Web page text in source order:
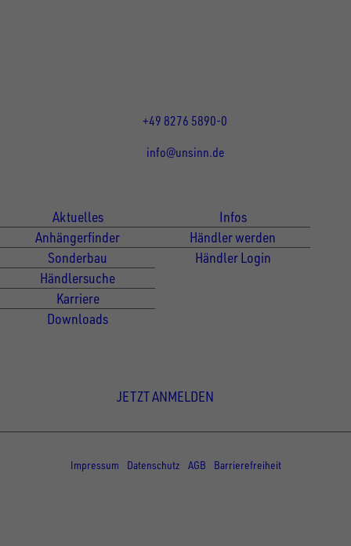
+49 8276 5890-0
info@unsinn.de
Aktuelles
Anhängerfinder
Sonderbau
Händlersuche
Karriere
Downloads
Infos
Händler werden
Händler Login
JETZT ANMELDEN
Impressum
Datenschutz AGB Barrierefreiheit